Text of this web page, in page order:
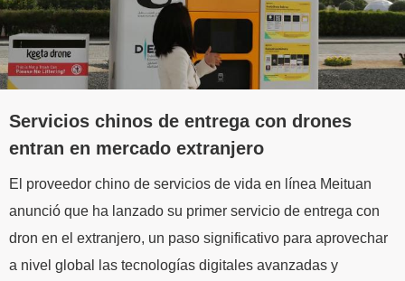
Servicios chinos de entrega con drones
entran en mercado extranjero
El proveedor chino de servicios de vida en línea Meituan
anunció que ha lanzado su primer servicio de entrega con
dron en el extranjero, un paso significativo para aprovechar
a nivel global las tecnologías digitales avanzadas y